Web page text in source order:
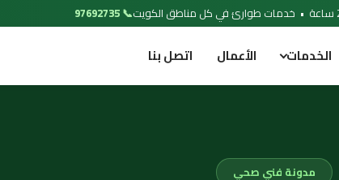
📞 97692735
الخدمات الأعمال اتصل بنا
مدونة فني صحي